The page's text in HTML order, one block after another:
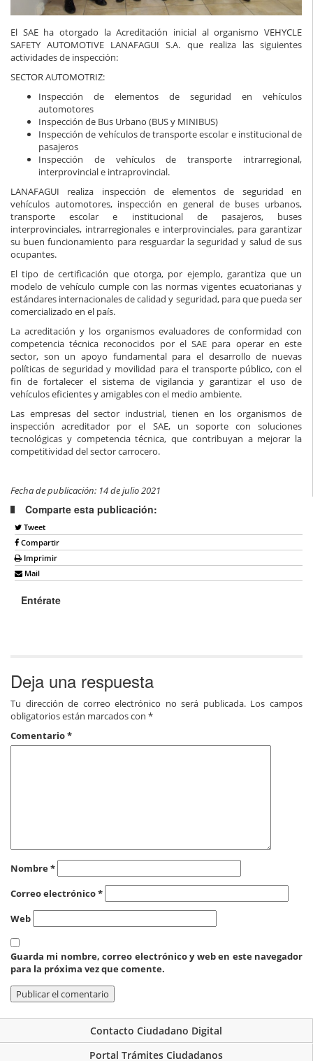
El SAE ha otorgado la Acreditación inicial al organismo VEHYCLE
SAFETY AUTOMOTIVE LANAFAGUI S.A. que realiza las siguientes
actividades de inspección:
SECTOR AUTOMOTRIZ:
Inspección de elementos de seguridad en vehículos
automotores
Inspección de Bus Urbano (BUS y MINIBUS)
Inspección de vehículos de transporte escolar e institucional de
pasajeros
Inspección de vehículos de transporte intrarregional,
interprovincial e intraprovincial.
LANAFAGUI realiza inspección de elementos de seguridad en
vehículos automotores, inspección en general de buses urbanos,
transporte escolar e institucional de pasajeros, buses
interprovinciales, intrarregionales e interprovinciales, para garantizar
su buen funcionamiento para resguardar la seguridad y salud de sus
ocupantes.
El tipo de certificación que otorga, por ejemplo, garantiza que un
modelo de vehículo cumple con las normas vigentes ecuatorianas y
estándares internacionales de calidad y seguridad, para que pueda ser
comercializado en el país.
La acreditación y los organismos evaluadores de conformidad con
competencia técnica reconocidos por el SAE para operar en este
sector, son un apoyo fundamental para el desarrollo de nuevas
políticas de seguridad y movilidad para el transporte público, con el
fin de fortalecer el sistema de vigilancia y garantizar el uso de
vehículos eficientes y amigables con el medio ambiente.
Las empresas del sector industrial, tienen en los organismos de
inspección acreditador por el SAE, un soporte con soluciones
tecnológicas y competencia técnica, que contribuyan a mejorar la
competitividad del sector carrocero.
Fecha de publicación: 14 de julio 2021
Comparte esta publicación:
Tweet
Compartir
Imprimir
Mail
Entérate
Deja una respuesta
Tu dirección de correo electrónico no será publicada. Los campos
obligatorios están marcados con *
Comentario*
Nombre*
Correo electrónico*
Web
Guarda mi nombre, correo electrónico y web en este navegador
para la próxima vez que comente.
Contacto Ciudadano Digital
Portal Trámites Ciudadanos